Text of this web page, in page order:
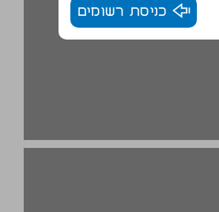
כניסת רשומים